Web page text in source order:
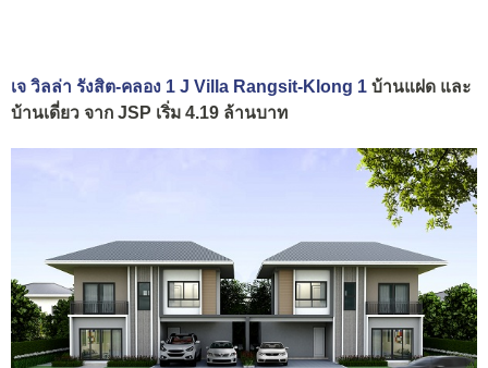
เจ วิลล่า รังสิต-คลอง 1 J Villa Rangsit-Klong 1 บ้านแฝด และ
บ้านเดี่ยว จาก JSP เริ่ม 4.19 ล้านบาท